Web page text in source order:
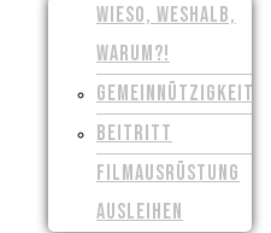
WIESO, WESHALB,
WARUM?!
GEMEINNÜTZIGKEIT
BEITRITT
FILMAUSRÜSTUNG
AUSLEIHEN